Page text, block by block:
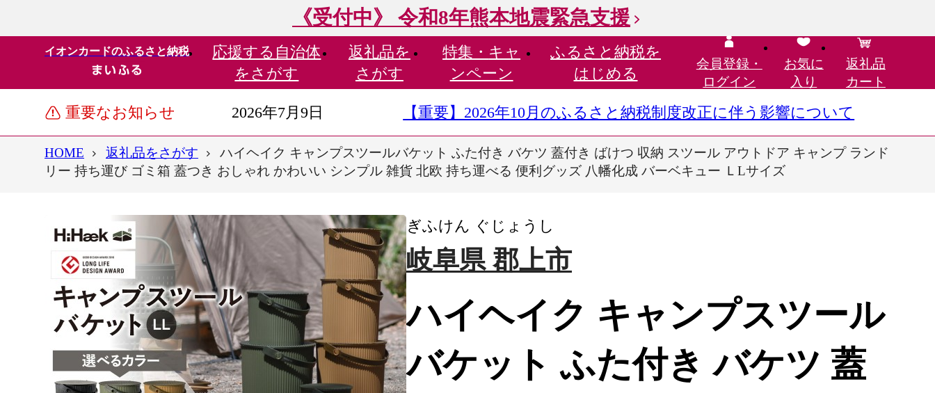
《受付中》 令和8年熊本地震緊急支援
イオンカードのふるさと納税 応援する 自治体
をさがす
返礼品を
さがす
特集・ キャ
ンペーン
ふるさと納税を
はじめる
会員登録・
ログイン
お気に
入り
返礼品
カート
重要なお知らせ 2026年7月9日 【重要】2026年10月のふるさと納税制度改正に伴う影響について
HOME 返礼品をさがす
ハイヘイク キャンプスツールバケット ふた付き バケツ 蓋付き ばけつ 収納 スツール アウトドア キャンプ ランド
リー 持ち運び ゴミ箱 蓋つき おしゃれ かわいい シンプル 雑貨 北欧 持ち運べる 便利グッズ 八幡化成 バーベキュー ＬLサイズ
ぎふけん ぐじょうし
岐阜県 郡上市
ハイヘイク キャンプスツール
バケット ふた付き バケツ 蓋